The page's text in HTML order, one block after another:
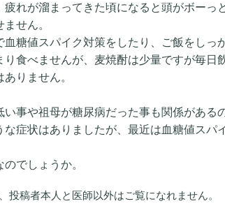
疲れが溜まってきた頃になると頭がボーっ
せん。
糖値スパイク対策をしたり、ご飯をしっ
食べませんが、麦焼酎は少量ですが毎日
りません。
事や祖母が糖尿病だった事も関係がある
な症状はありましたが、最近は血糖値スパ
でしょうか。
投稿者本人と医師以外はご覧になれません。